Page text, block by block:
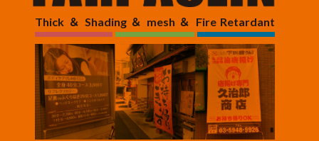
Thick ＆ Shading ＆ mesh ＆ Fire Retardant